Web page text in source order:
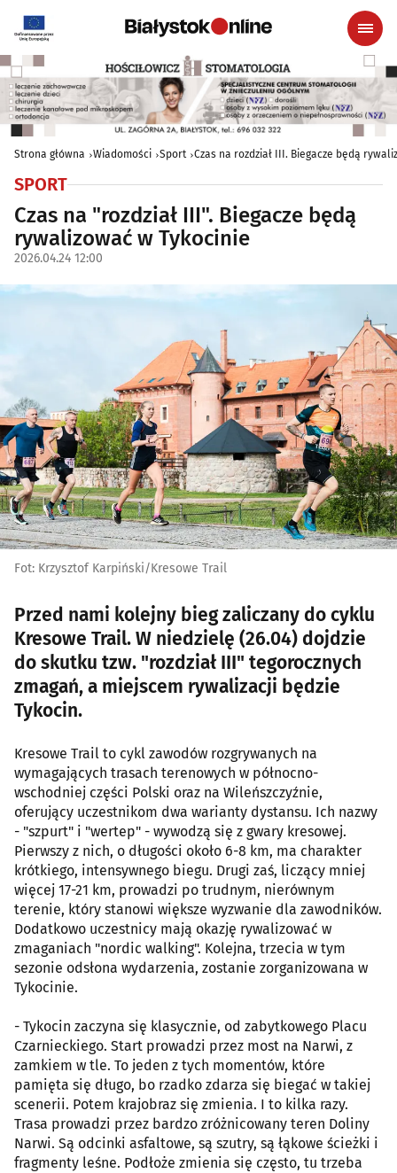
Strona główna Wiadomości Sport Czas na rozdział III. Biegacze będą
SPORT
Czas na "rozdział III". Biegacze będą
rywalizować w Tykocinie
2026.04.24 12:00
Fot: Krzysztof Karpiński/Kresowe Trail
Przed nami kolejny bieg zaliczany do cyklu
Kresowe Trail. W niedzielę (26.04) dojdzie
do skutku tzw. "rozdział III" tegorocznych
zmagań, a miejscem rywalizacji będzie
Tykocin.
Kresowe Trail to cykl zawodów rozgrywanych na
wymagających trasach terenowych w północno-
wschodniej części Polski oraz na Wileńszczyźnie,
oferujący uczestnikom dwa warianty dystansu. Ich nazwy
- "szpurt" i "wertep" - wywodzą się z gwary kresowej.
Pierwszy z nich, o długości około 6-8 km, ma charakter
krótkiego, intensywnego biegu. Drugi zaś, liczący mniej
więcej 17-21 km, prowadzi po trudnym, nierównym
terenie, który stanowi większe wyzwanie dla zawodników.
Dodatkowo uczestnicy mają okazję rywalizować w
zmaganiach "nordic walking". Kolejna, trzecia w tym
sezonie odsłona wydarzenia, zostanie zorganizowana w
Tykocinie.
- Tykocin zaczyna się klasycznie, od zabytkowego Placu
Czarnieckiego. Start prowadzi przez most na Narwi, z
zamkiem w tle. To jeden z tych momentów, które
pamięta się długo, bo rzadko zdarza się biegać w takiej
scenerii. Potem krajobraz się zmienia. I to kilka razy.
Trasa prowadzi przez bardzo zróżnicowany teren Doliny
Narwi. Są odcinki asfaltowe, są szutry, są łąkowe ścieżki i
fragmenty leśne. Podłoże zmienia się często, tu trzeba